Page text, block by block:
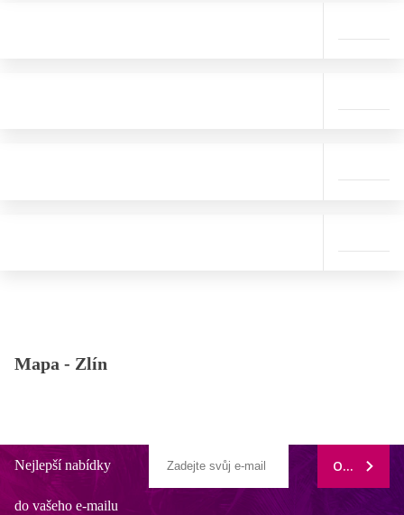
Mapa - Zlín
Nejlepší nabídky
do vašeho e-mailu
ODEBÍRAT